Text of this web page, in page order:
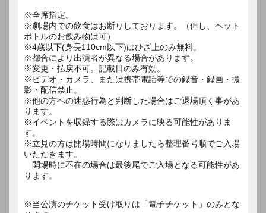
※全席指定。
※劇場内での飲食はお断りしております。（但し、ペット
ボトルのお飲み物は可）
※4歳以下(身長110cm以下)はひざ上のみ無料。
※都合により出演者が異なる場合があります。
※変更・払戻不可。記載日のみ有効。
※ビデオ・カメラ、または携帯電話等での録音・録画・撮
影・配信禁止。
※他の方への迷惑行為と判断した場合はご退場頂く事があ
ります。
※イベントを収録する際はカメラに映る可能性がありま
す。
※立見の方は開場時間になりましたら整理番号順でご入場
いただきます。
開場時に不在の場合は最後尾でご入場となる可能性があ
ります。
※当公演のチケット受け取りは「電子チケット」のみとな